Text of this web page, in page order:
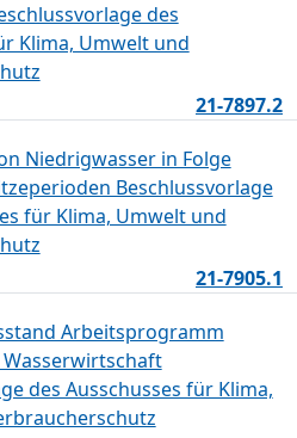
des
Klima, Umwelt und
21-7897.2
Niedrigwasser in Folge
Beschlussvorlage
für Klima, Umwelt und
21-7905.1
Arbeitsprogramm
des Ausschusses für Klima,